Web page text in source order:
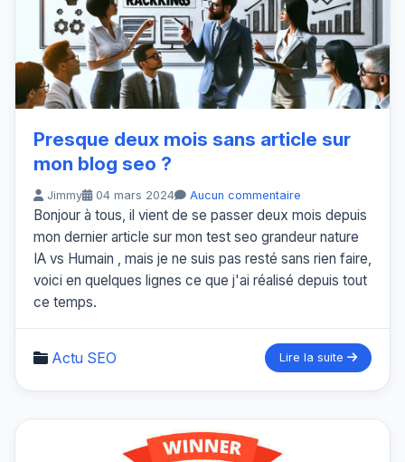
Presque deux mois sans article sur
mon blog seo ?
Jimmy 04 mars 2024 Aucun commentaire
Bonjour à tous, il vient de se passer deux mois depuis
mon dernier article sur mon test seo grandeur nature
IA vs Humain , mais je ne suis pas resté sans rien faire,
voici en quelques lignes ce que j'ai réalisé depuis tout
ce temps.
Actu SEO Lire la suite